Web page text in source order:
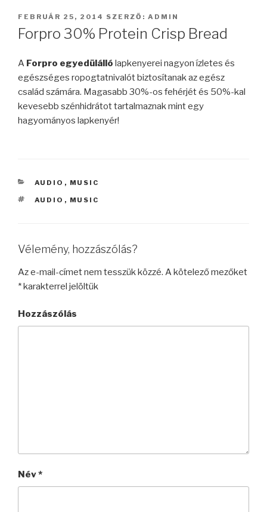
BEKÜLDVE:
FEBRUÁR 25, 2014 SZERZŐ: ADMIN
Forpro 30% Protein Crisp Bread
A Forpro egyedülálló lapkenyerei nagyon ízletes és
egészséges ropogtatnivalót biztosítanak az egész
család számára. Magasabb 30%-os fehérjét és 50%-kal
kevesebb szénhidrátot tartalmaznak mint egy
hagyományos lapkenyér!
KATEGÓRIÁK
AUDIO , MUSIC
CÍMKÉK
AUDIO , MUSIC
Vélemény, hozzászólás?
Az e-mail-címet nem tesszük közzé. A kötelező mezőket
*karakterrel jelöltük
Hozzászólás
Név*